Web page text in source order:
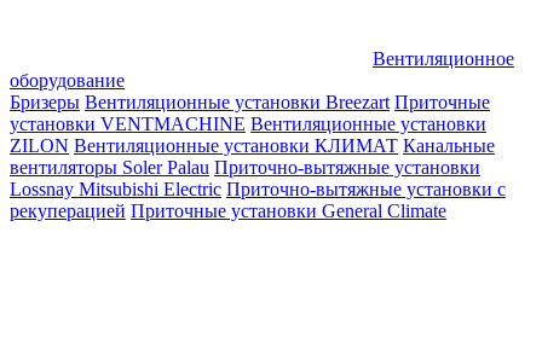
Вентиляционное
оборудование
Бризеры Вентиляционные установки Breezart Приточные
установки VENTMACHINE Вентиляционные установки
ZILON Вентиляционные установки КЛИМАТ Канальные
вентиляторы Soler Palau Приточно-вытяжные установки
Lossnay Mitsubishi Electric Приточно-вытяжные установки с
рекуперацией Приточные установки General Climate